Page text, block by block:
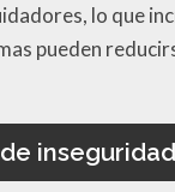
lo que
pueden